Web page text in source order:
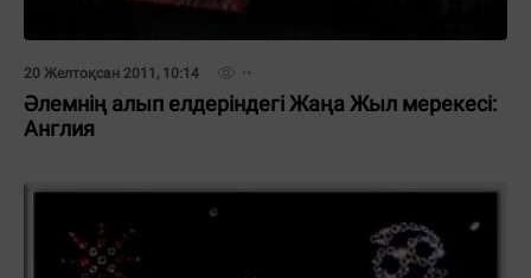
20 Желтоқсан 2011, 10:14
Әлемнің алып елдеріндегі Жаңа Жыл мерекесі:
Англия